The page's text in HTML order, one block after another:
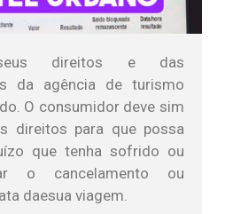
direitos e das
da agência de turismo
O consumidor deve sim
direitos para que possa
que tenha sofrido ou
o cancelamento ou
daesua viagem.